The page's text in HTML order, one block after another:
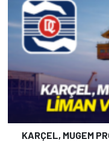
KARÇEL, MUGEM